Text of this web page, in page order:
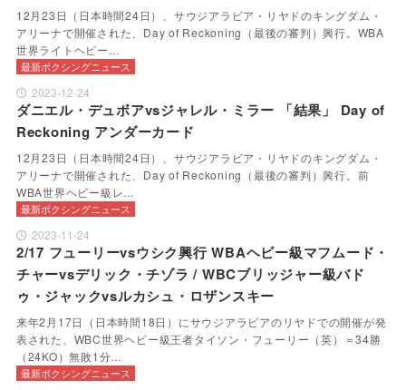
12月23日（日本時間24日）、サウジアラビア・リヤドのキングダム・
アリーナで開催された、Day of Reckoning（最後の審判）興行。WBA
世界ライトヘビー…
最新ボクシングニュース
2023-12-24
ダニエル・デュボアvsジャレル・ミラー 「結果」 Day of
Reckoning アンダーカード
12月23日（日本時間24日）、サウジアラビア・リヤドのキングダム・
アリーナで開催された、Day of Reckoning（最後の審判）興行。前
WBA世界ヘビー級レ…
最新ボクシングニュース
2023-11-24
2/17 フューリーvsウシク興行 WBAヘビー級マフムード・
チャーvsデリック・チゾラ / WBCブリッジャー級バド
ゥ・ジャックvsルカシュ・ロザンスキー
来年2月17日（日本時間18日）にサウジアラビアのリヤドでの開催が発
表された、WBC世界ヘビー級王者タイソン・フューリー（英）＝34勝
（24KO）無敗1分…
最新ボクシングニュース